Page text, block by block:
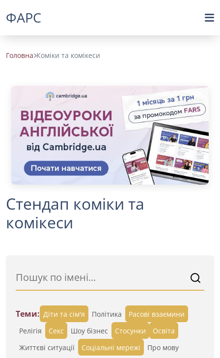
ФАРС
Головна Коміки та комікеси
Стендап коміки та
комікеси
Теми: Діти та сім'я Політика
Расові взаємини
Релігія
Секс Шоу бізнес Стосунки
Освіта
Життєві ситуації
Cоціальні мережі Про мову